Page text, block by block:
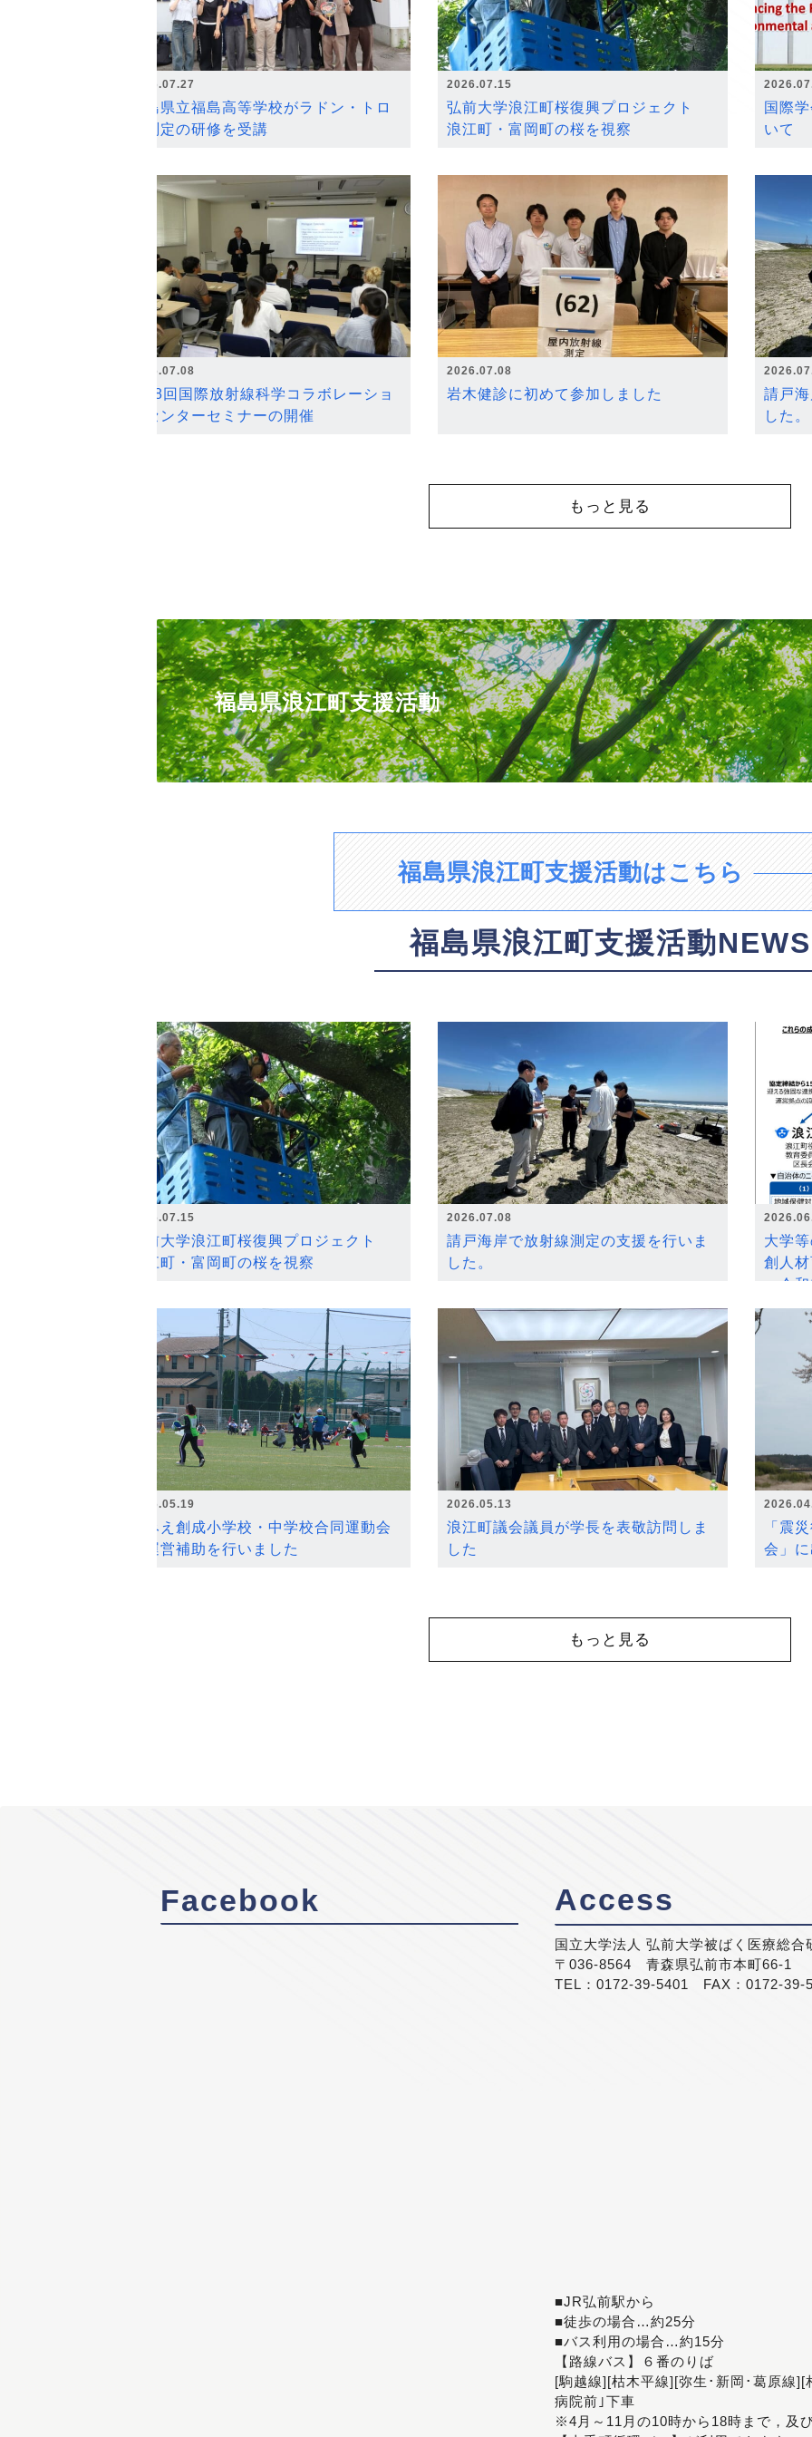
2026.07.27
福島県立福島高等学校がラドン・トロ
ン測定の研修を受講
2026.07.15
弘前大学浪江町桜復興プロジェクト
浪江町・富岡町の桜を視察
国際
いて
2026.07.08
第18回国際放射線科学コラボレーショ
ンセンターセミナーの開催
2026.07.08
岩木健診に初めて参加しました
請戸
した。
もっと見る
福島県浪江町支援活動
福島県浪江町支援活動はこちら
福島県浪江町支援活動NEWS
2026.07.15
弘前大学浪江町桜復興プロジェクト
浪江町・富岡町の桜を視察
2026.07.08
請戸海岸で放射線測定の支援を行いま
した。
大学
創人
～令
2026.05.19
なみえ創成小学校・中学校合同運動会
の運営補助を行いました
2026.05.13
浪江町議会議員が学長を表敬訪問しま
した
「震
会」
もっと見る
Facebook Access
国立大学法人 弘前大学被ばく医療総合
〒036-8564 青森県弘前市本町66-1
TEL：0172-39-5401 FAX：0172-39-
■JR弘前駅から
■徒歩の場合…約25分
■バス利用の場合…約15分
【路線バス】６番のりば
[駒越線][枯木平線][弥生･新岡･葛原線
病院前｣下車
※4月～11月の10時から18時まで，及